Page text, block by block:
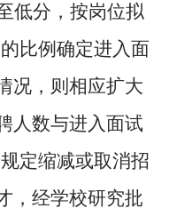
低分，按岗位拟
比例确定进入面
况，则相应扩大
人数与进入面试
定缩减或取消招
，经学校研究批